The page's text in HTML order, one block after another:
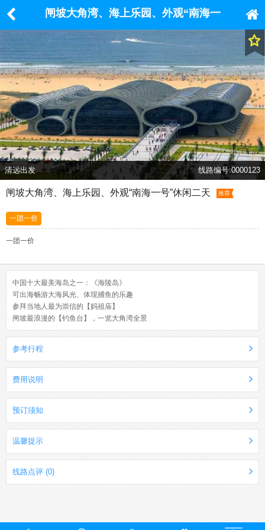
闸坡大角湾、海上乐园、外观“南海一
号”休闲二天
清远出发 线路编号:0000123
闸坡大角湾、海上乐园、外观“南海一号”休闲二天 推荐
一团一价
一团一价
中国十大最美海岛之一：《海陵岛》
可出海畅游大海风光、体现捕鱼的乐趣
参拜当地人最为崇信的【妈祖庙】
闸坡最浪漫的【钓鱼台】，一览大角湾全景
参考行程
费用说明
预订须知
温馨提示
线路点评 (0)